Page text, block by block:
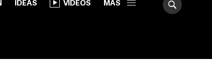
IDEAS VIDEOS MÁS